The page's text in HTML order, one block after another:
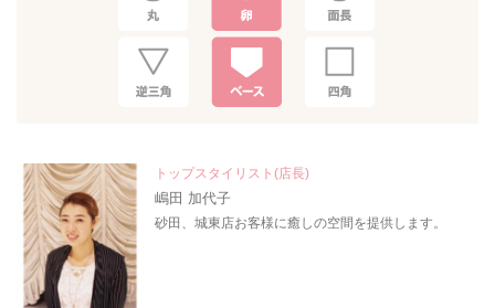
トップスタイリスト(店長)
嶋田 加代子
砂田、城東店お客様に癒しの空間を提供します。